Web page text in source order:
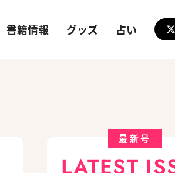
書籍情報 グッズ 占い
最新号